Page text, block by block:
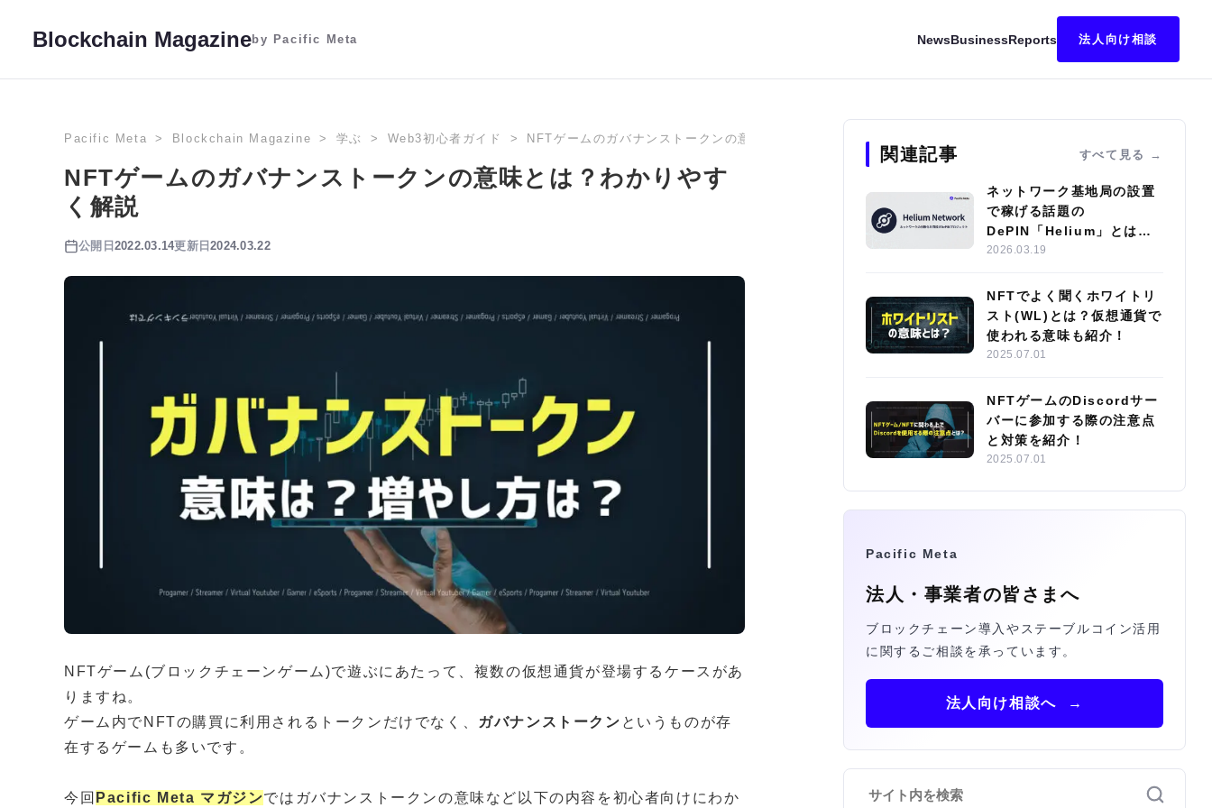
Blockchain Magazineby Pacific Meta NewsBusinessReports 法人向け相談
Pacific Meta Blockchain Magazine 学ぶ Web3初心者ガイド NFTゲームのガバナンストークンの意味とは？わかりやすく解説
NFTゲームのガバナンストークンの意味とは？わかりやす
く解説
公開日 2022.03.14更新日2024.03.22
NFTゲーム(ブロックチェーンゲーム)で遊ぶにあたって、複数の仮想通貨が登場するケースがあ
りますね。
ゲーム内でNFTの購買に利用されるトークンだけでなく、
ガバナンストークン というものが存
在するゲームも多いです。
今回 Pacific Meta マガジンではガバナンストークンの意味など以下の内容を初心者向けにわか
関連記事 すべて見る
ネットワーク基地局の設置
で稼げる話題の
DePIN「Helium」とは？
エコシステムやサブDAOの
2026.03.19
NFTでよく聞くホワイトリ
スト(WL)とは？仮想通貨で
使われる意味も紹介！
2025.07.01
NFTゲームのDiscordサー
バーに参加する際の注意点
と対策を紹介！
2025.07.01
Pacific Meta
法人・事業者の皆さまへ
ブロックチェーン導入やステーブルコイン活用
に関するご相談を承っています。
法人向け相談へ